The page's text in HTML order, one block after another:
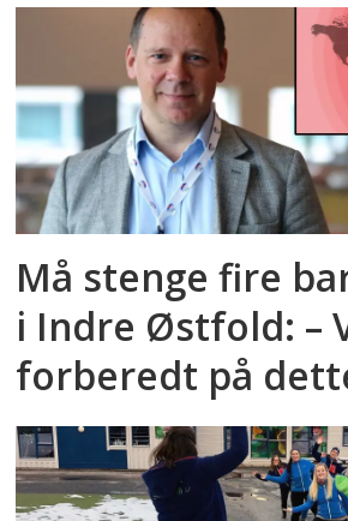
Må stenge fire
i Indre Østfold: –
forberedt på